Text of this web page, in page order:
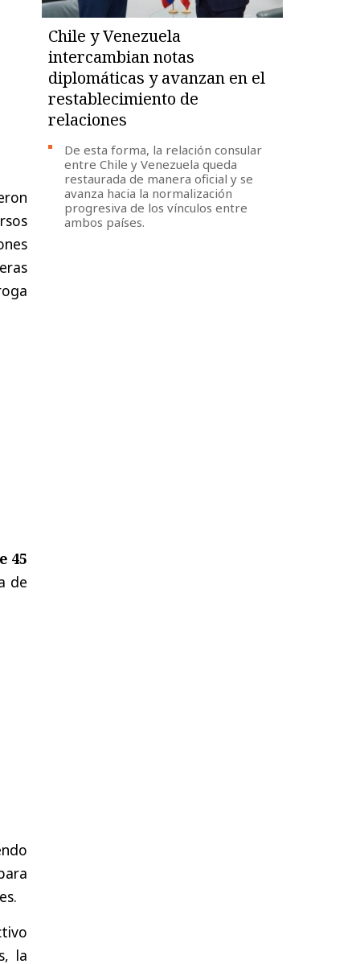
45
de
la
Chile y Venezuela
intercambian notas
diplomáticas y avanzan en el
restablecimiento de
relaciones
De esta forma, la relación consular
entre Chile y Venezuela queda
restaurada de manera oficial y se
avanza hacia la normalización
progresiva de los vínculos entre
ambos países.